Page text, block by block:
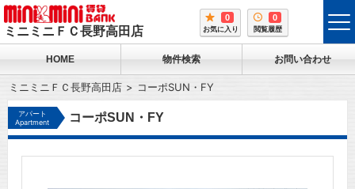
ミニミニＦＣ長野高田店
0
お気に入り
0
閲覧履歴
HOME 物件検索 お問い合わせ
ミニミニＦＣ長野高田店 コーポSUN・FY
アパート
Apartment
コーポSUN・FY